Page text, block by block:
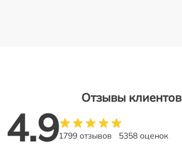
Отзывы клиентов
4.91799 отзывов 5358 оценок